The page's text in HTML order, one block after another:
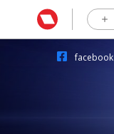
facebook